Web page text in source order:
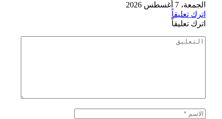
الجمعة، 7 أغسطس 2026
اترك تعليقاً
اترك تعليقاً